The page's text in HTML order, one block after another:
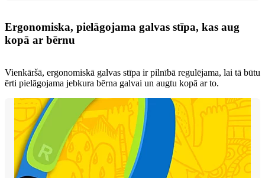
Ergonomiska, pielāgojama galvas stīpa, kas aug
kopā ar bērnu
Vienkāršā, ergonomiskā galvas stīpa ir pilnībā regulējama, lai tā būtu
ērti pielāgojama jebkura bērna galvai un augtu kopā ar to.